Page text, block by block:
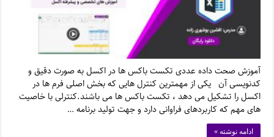
آموزش صحت داده عددی تکست باکس ها در اکسل به صورت دقیق و
کدنویسی آن یکی از مهمترین کنترل هایی که بخش اصلی فرم ها در
اکسل را تشکیل می دهد ، تکست باکس ها می باشند.کنترلی با خاصیت
های مهم که کاربردهای فراوانی دارد و جهت تولید برنامه …
ادامه نوشته »